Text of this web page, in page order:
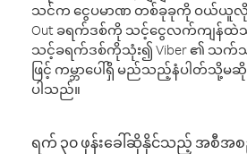
သင်က ငွေပမာဏ တစ်ခုခုကို ဝယ်ယူလို
Out ခရက်ဒစ်ကို သင့်ငွေလက်ကျန်ထဲ
သင့်ခရက်ဒစ်ကိုသုံး၍ Viber ၏ သက်သာ
ဖြင့် ကမ္ဘာပေါ်ရှိ မည်သည့်နံပါတ်သို့မဆို
ပါသည်။
ရက် ၃၀ ဖုန်းခေါ်ဆိုနိုင်သည့် အစီအစဉ်